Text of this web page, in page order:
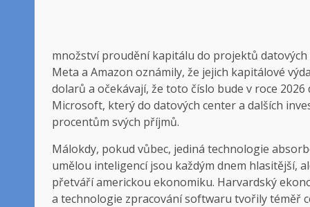
množstvíproudění kapitálu do projektů
Meta a Amazon oznámily, že jejich kapitálové
dolarů a očekávají, že toto číslo bude v roce
Microsoft, který do datových center a dalších
procentům svých příjmů.
Málokdy, pokud vůbec, jediná technologie
umělou inteligencí jsou každým dnem hlasitější,
přetváří americkou ekonomiku. Harvardský
a technologie zpracování softwaru tvořily téměř